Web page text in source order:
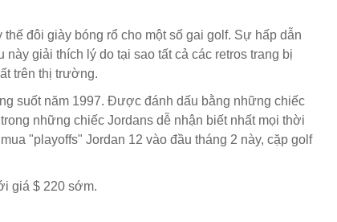
đôi giày bóng rổ cho một số gai golf. Sự hấp dẫn
giải thích lý do tại sao tất cả các retros trang bị
trên thị trường.
suốt năm 1997. Được đánh dấu bằng những chiếc
những chiếc Jordans dễ nhận biết nhất mọi thời
"playoffs" Jordan 12 vào đầu tháng 2 này, cặp golf
giá $ 220 sớm.